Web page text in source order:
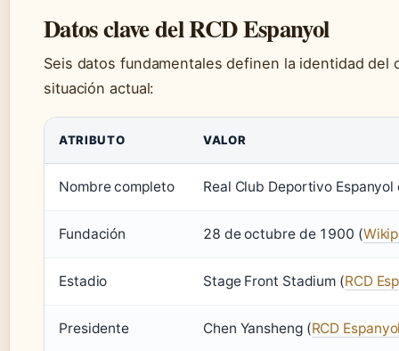
Datos clave del RCD Espanyol
Seis datos fundamentales definen la identidad del
situación actual:
ATRIBUTO VALOR
Nombre completo Real Club Deportivo
Fundación 28 de octubre de 1900 (
Estadio Stage Front Stadium (RCD
Presidente Chen Yansheng (RCD